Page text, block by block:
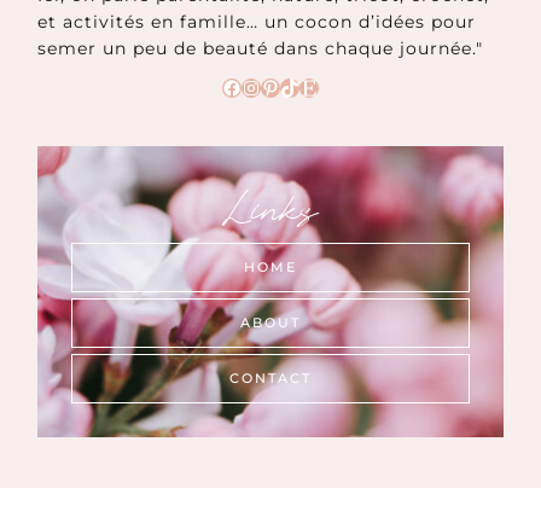
et activités en famille… un cocon d’idées pour
semer un peu de beauté dans chaque journée."
Facebook
Instagram
Pinterest
TikTok
Etsy
Links
HOME
ABOUT
CONTACT